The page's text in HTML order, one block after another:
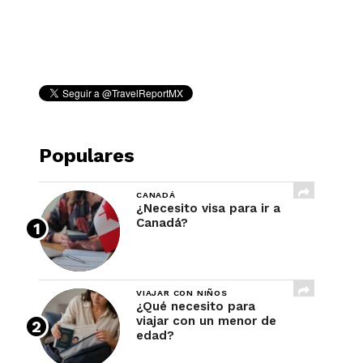
Populares
CANADÁ
¿Necesito visa para ir a
Canadá?
VIAJAR CON NIÑOS
¿Qué necesito para
viajar con un menor de
edad?